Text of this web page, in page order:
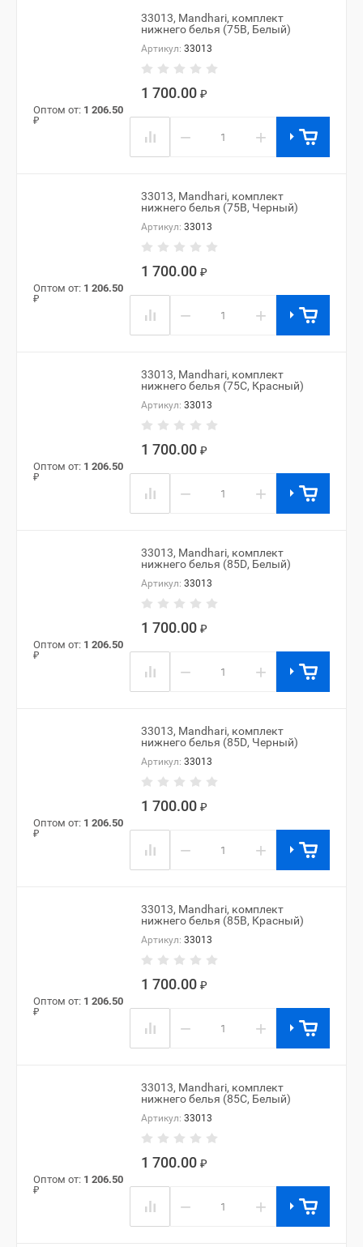
33013, Mandhari, комплект
нижнего белья (75B, Белый)
Артикул: 33013
1 700.00 ₽
Оптом от: 1 206.50
₽
− +
33013, Mandhari, комплект
нижнего белья (75B, Черный)
Артикул: 33013
1 700.00 ₽
Оптом от: 1 206.50
₽
− +
33013, Mandhari, комплект
нижнего белья (75C, Красный)
Артикул: 33013
1 700.00 ₽
Оптом от: 1 206.50
₽
− +
33013, Mandhari, комплект
нижнего белья (85D, Белый)
Артикул: 33013
1 700.00 ₽
Оптом от: 1 206.50
₽
− +
33013, Mandhari, комплект
нижнего белья (85D, Черный)
Артикул: 33013
1 700.00 ₽
Оптом от: 1 206.50
₽
− +
33013, Mandhari, комплект
нижнего белья (85B, Красный)
Артикул: 33013
1 700.00 ₽
Оптом от: 1 206.50
₽
− +
33013, Mandhari, комплект
нижнего белья (85C, Белый)
Артикул: 33013
1 700.00 ₽
Оптом от: 1 206.50
₽
− +